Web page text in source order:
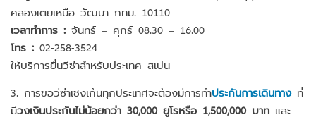
คลองเตยเหนือ วัฒนา กทม. 10110
เวลาทำการ : จันทร์ – ศุกร์ 08.30 – 16.00
โทร : 02-258-3524
ให้บริการยื่นวีซ่าสำหรับประเทศ สเปน
3. การขอวีซ่าเชงเก้นทุกประเทศจะต้องมีการทำประกันการเดินทางที่
มีวงเงินประกันไม่น้อยกว่า 30,000 ยูโรหรือ 1,500,000 บาท และ